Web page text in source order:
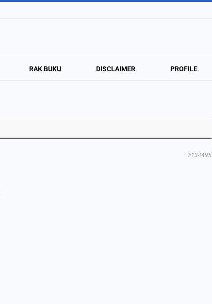
RAK BUKU DISCLAIMER PROFILE
#134495